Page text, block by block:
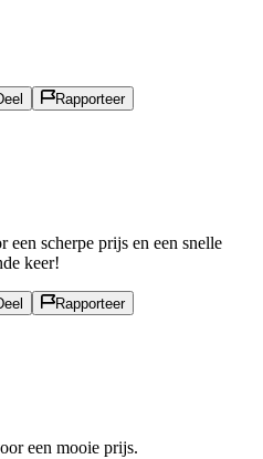
Rapporteer
een scherpe prijs en een snelle
keer!
Rapporteer
een mooie prijs.